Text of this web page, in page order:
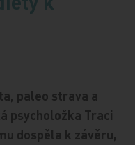
paleo strava a
psycholožka Traci
dospěla k závěru,